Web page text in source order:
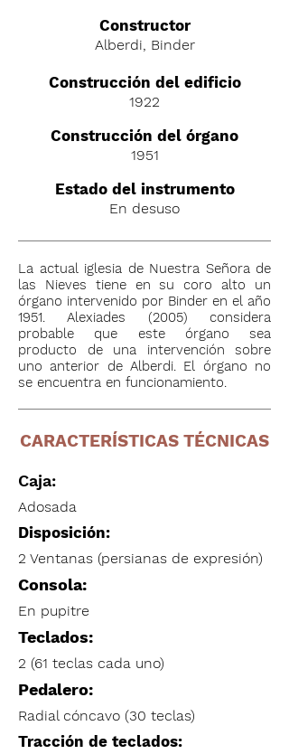
Constructor
Alberdi, Binder
Construcción del edificio
1922
Construcción del órgano
1951
Estado del instrumento
En desuso
La actual iglesia de Nuestra Señora de
las Nieves tiene en su coro alto un
órgano intervenido por Binder en el año
1951. Alexiades (2005) considera
probable que este órgano sea
producto de una intervención sobre
uno anterior de Alberdi. El órgano no
se encuentra en funcionamiento.
CARACTERÍSTICAS TÉCNICAS
Caja:
Adosada
Disposición:
2 Ventanas (persianas de expresión)
Consola:
En pupitre
Teclados:
2 (61 teclas cada uno)
Pedalero:
Radial cóncavo (30 teclas)
Tracción de teclados: